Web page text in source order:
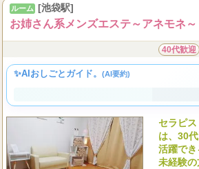
お仕事をした
ルーム [池袋駅]
お姉さん系メンズエステ～アネモネ～
40代歓迎
✨AIおしごとガイド。 (AI要約)
セラピ
は、30
活躍でき
未経験